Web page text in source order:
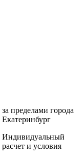
за пределами города
Екатеринбург
Индивидуальный
расчет и условия